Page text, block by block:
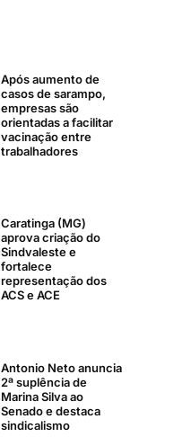
Após aumento de
casos de sarampo,
empresas são
orientadas a facilitar
vacinação entre
trabalhadores
Caratinga (MG)
aprova criação do
Sindvaleste e
fortalece
representação dos
ACS e ACE
Antonio Neto anuncia
2ª suplência de
Marina Silva ao
Senado e destaca
sindicalismo